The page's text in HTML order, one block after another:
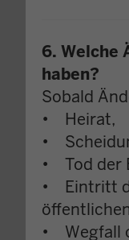
6. Welche
haben?
Sobald
• Heirat,
•
• Tod der
• Eintritt
• Wegfall